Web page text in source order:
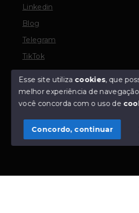
Olá! Estamos
Linkedin
Blog
Telegram
TikTok
© Copyright 2026 - TORQUATO ∴
- CRECI 42643f | 136.004f Perito
SITE PARA IMOBILIARIA
Esse site utiliza cookies, que
melhor experiência de
você concorda com o uso de
Concordo, continuar